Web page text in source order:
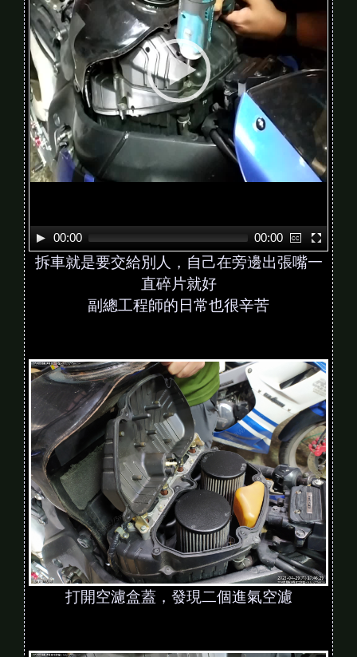
P
l
a
y
e
r
00:00 00:00
拆車就是要交給別人，自己在旁邊出張嘴一
直碎片就好
副總工程師的日常也很辛苦
打開空濾盒蓋，發現二個進氣空濾